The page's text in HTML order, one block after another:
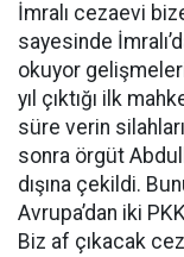
İmralı cezaevi
sayesinde
okuyor
yıl çıktığı ilk
süre verin
sonra örgüt
dışına çekildi.
Avrupa’dan iki
Biz af çıkacak